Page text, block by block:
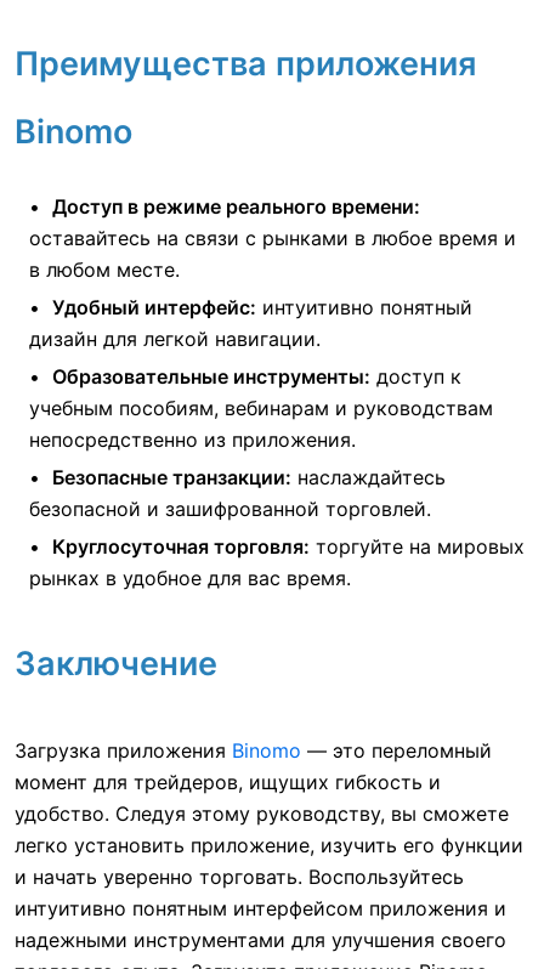
Преимущества приложения
Binomo
Доступ в режиме реального времени:
оставайтесь на связи с рынками в любое время и
в любом месте.
Удобный интерфейс: интуитивно понятный
дизайн для легкой навигации.
Образовательные инструменты: доступ к
учебным пособиям, вебинарам и руководствам
непосредственно из приложения.
Безопасные транзакции: наслаждайтесь
безопасной и зашифрованной торговлей.
Круглосуточная торговля: торгуйте на мировых
рынках в удобное для вас время.
Заключение
Загрузка приложения Binomo — это переломный
момент для трейдеров, ищущих гибкость и
удобство. Следуя этому руководству, вы сможете
легко установить приложение, изучить его функции
и начать уверенно торговать. Воспользуйтесь
интуитивно понятным интерфейсом приложения и
надежными инструментами для улучшения своего